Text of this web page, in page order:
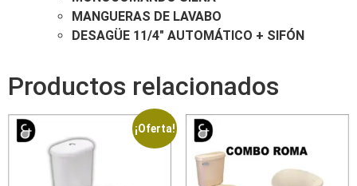
MANGUERAS DE LAVABO
DESAGÜE 11/4″ AUTOMÁTICO + SIFÓN
Productos relacionados
¡Oferta!